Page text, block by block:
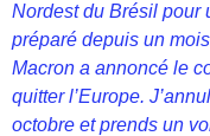
Nordest du Brésil pour
préparé depuis un
Macron a annoncé le
quitter l’Europe.
octobre et prends un